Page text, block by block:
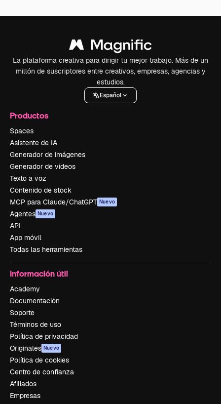
La plataforma creativa para dirigir tu mejor trabajo. Más de un
millón de suscriptores entre creativos, empresas, agencias y
estudios.
Español
Productos
Spaces
Asistente de IA
Generador de imágenes
Generador de vídeos
Texto a voz
Contenido de stock
MCP para Claude/ChatGPT Nuevo
Agentes Nuevo
API
App móvil
Todas las herramientas
Información útil
Academy
Documentación
Soporte
Términos de uso
Política de privacidad
Originales Nuevo
Política de cookies
Centro de confianza
Afiliados
Empresas